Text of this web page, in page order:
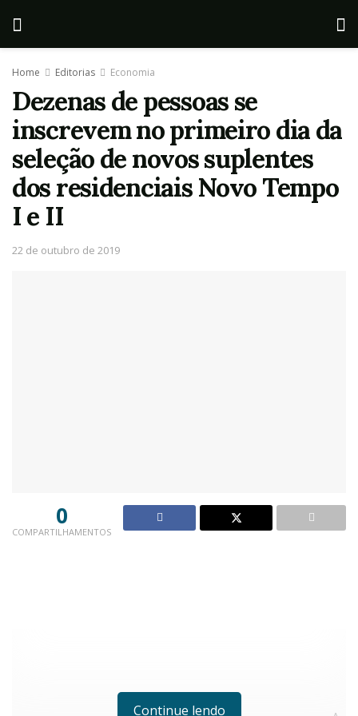
Home Editorias Economia
Dezenas de pessoas se
inscrevem no primeiro dia da
seleção de novos suplentes
dos residenciais Novo Tempo
I e II
22 de outubro de 2019
0
COMPARTILHAMENTOS
Continue lendo